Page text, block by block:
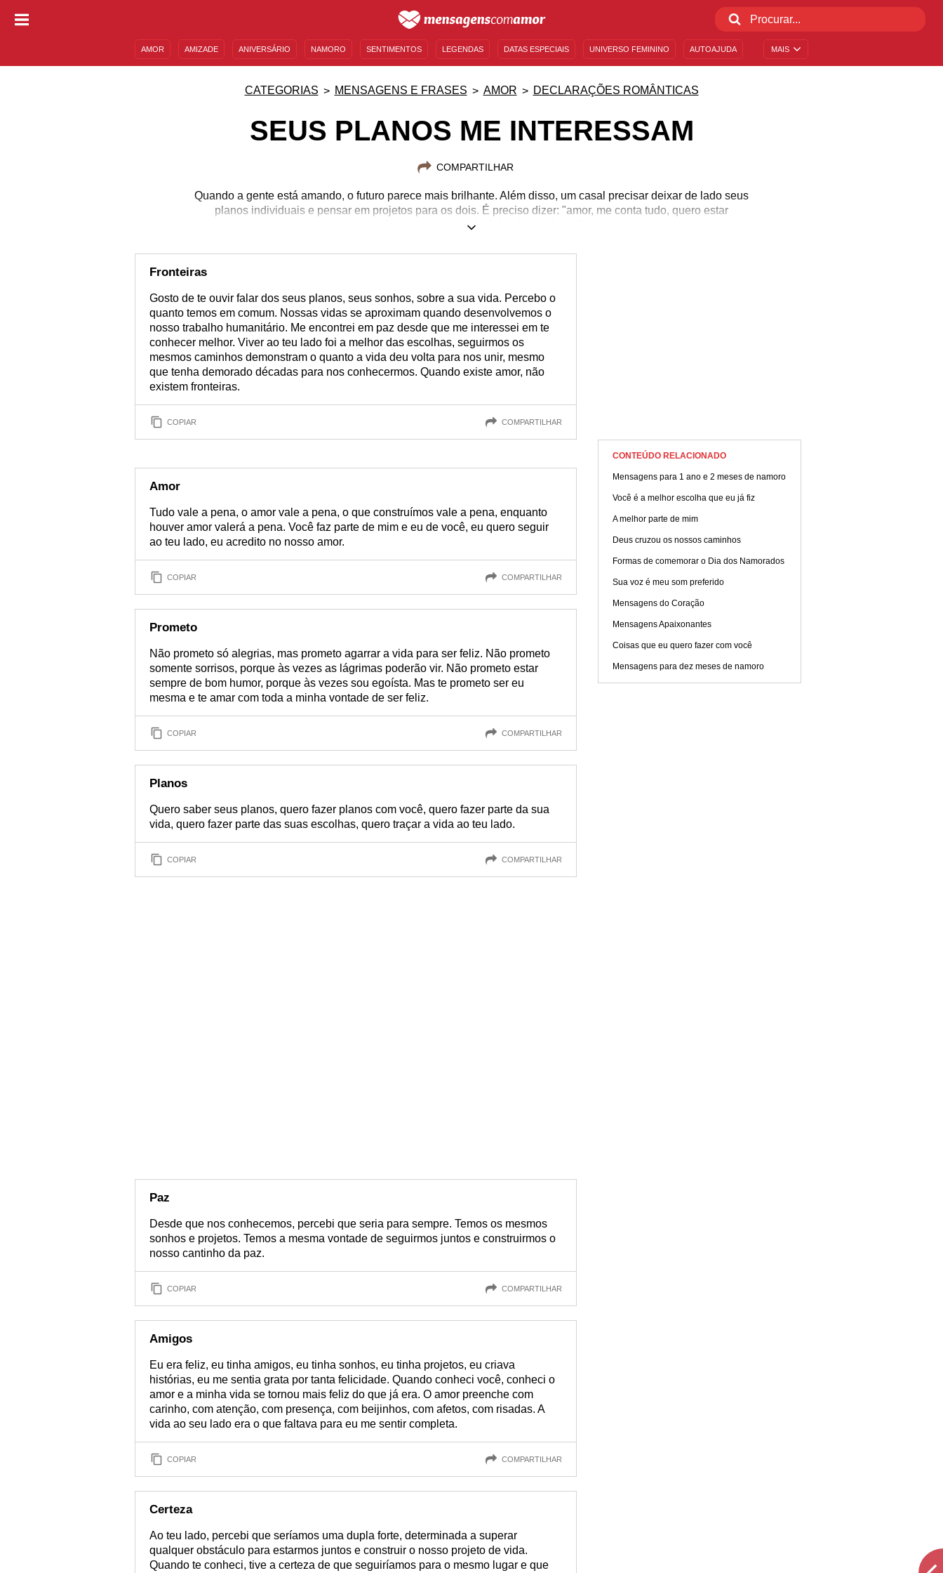
MAIS
AMOR AMIZADE ANIVERSÁRIO NAMORO SENTIMENTOS LEGENDAS DATAS ESPECIAIS UNIVERSO FEMININO AUTOAJUDA
CATEGORIAS MENSAGENS E FRASES AMOR DECLARAÇÕES ROMÂNTICAS
SEUS PLANOS ME INTERESSAM
COMPARTILHAR
Quando a gente está amando, o futuro parece mais brilhante. Além disso, um casal precisar deixar de lado seus
planos individuais e pensar em projetos para os dois. É preciso dizer: "amor, me conta tudo, quero estar
envolvido em cada pedacinho do seu futuro"
Fronteiras
Gosto de te ouvir falar dos seus planos, seus sonhos, sobre a sua vida. Percebo o
quanto temos em comum. Nossas vidas se aproximam quando desenvolvemos o
nosso trabalho humanitário. Me encontrei em paz desde que me interessei em te
conhecer melhor. Viver ao teu lado foi a melhor das escolhas, seguirmos os
mesmos caminhos demonstram o quanto a vida deu volta para nos unir, mesmo
que tenha demorado décadas para nos conhecermos. Quando existe amor, não
existem fronteiras.
COPIAR COMPARTILHAR
Amor
Tudo vale a pena, o amor vale a pena, o que construímos vale a pena, enquanto
houver amor valerá a pena. Você faz parte de mim e eu de você, eu quero seguir
ao teu lado, eu acredito no nosso amor.
COPIAR COMPARTILHAR
Prometo
Não prometo só alegrias, mas prometo agarrar a vida para ser feliz. Não prometo
somente sorrisos, porque às vezes as lágrimas poderão vir. Não prometo estar
sempre de bom humor, porque às vezes sou egoísta. Mas te prometo ser eu
mesma e te amar com toda a minha vontade de ser feliz.
COPIAR COMPARTILHAR
Planos
Quero saber seus planos, quero fazer planos com você, quero fazer parte da sua
vida, quero fazer parte das suas escolhas, quero traçar a vida ao teu lado.
COPIAR COMPARTILHAR
Paz
Desde que nos conhecemos, percebi que seria para sempre. Temos os mesmos
sonhos e projetos. Temos a mesma vontade de seguirmos juntos e construirmos o
nosso cantinho da paz.
COPIAR COMPARTILHAR
Amigos
Eu era feliz, eu tinha amigos, eu tinha sonhos, eu tinha projetos, eu criava
histórias, eu me sentia grata por tanta felicidade. Quando conheci você, conheci o
amor e a minha vida se tornou mais feliz do que já era. O amor preenche com
carinho, com atenção, com presença, com beijinhos, com afetos, com risadas. A
vida ao seu lado era o que faltava para eu me sentir completa.
COPIAR COMPARTILHAR
Certeza
Ao teu lado, percebi que seríamos uma dupla forte, determinada a superar
qualquer obstáculo para estarmos juntos e construir o nosso projeto de vida.
Quando te conheci, tive a certeza de que seguiríamos para o mesmo lugar e que
CONTEÚDO RELACIONADO
Mensagens para 1 ano e 2 meses de namoro
Você é a melhor escolha que eu já fiz
A melhor parte de mim
Deus cruzou os nossos caminhos
Formas de comemorar o Dia dos Namorados
Sua voz é meu som preferido
Mensagens do Coração
Mensagens Apaixonantes
Coisas que eu quero fazer com você
Mensagens para dez meses de namoro